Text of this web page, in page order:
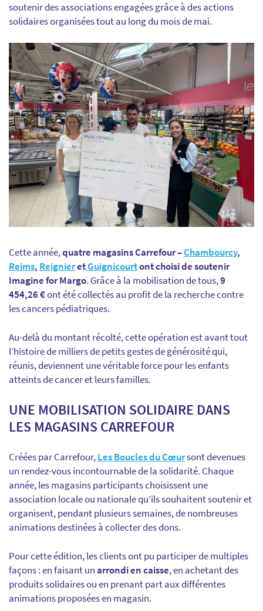
soutenir des associations engagées grâce à des actions
solidaires organisées tout au long du mois de mai.
Cette année,quatre magasins Carrefour –Chambourcy,
Reims, ReignieretGuignicourtont choisi de soutenir
Imagine for Margo. Grâce à la mobilisation de tous,9
454,26 €ont été collectés au profit de la recherche contre
les cancers pédiatriques.
Au-delà du montant récolté, cette opération est avant tout
l’histoire de milliers de petits gestes de générosité qui,
réunis, deviennent une véritable force pour les enfants
atteints de cancer et leurs familles.
UNE MOBILISATION SOLIDAIRE DANS
LES MAGASINS CARREFOUR
Créées par Carrefour,Les Boucles du Cœursont devenues
un rendez-vous incontournable de la solidarité. Chaque
année, les magasins participants choisissent une
association locale ou nationale qu’ils souhaitent soutenir et
organisent, pendant plusieurs semaines, de nombreuses
animations destinées à collecter des dons.
Pour cette édition, les clients ont pu participer de multiples
façons : en faisant unarrondi en caisse, en achetant des
produits solidaires ou en prenant part aux différentes
animations proposées en magasin.